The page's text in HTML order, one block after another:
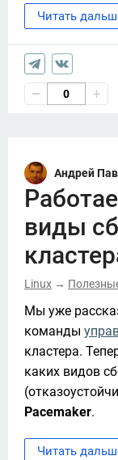
Читать
0
Андрей
виды
Linux →
Мы уже
команды
кластера.
каких видов
Pacemaker.
Читать